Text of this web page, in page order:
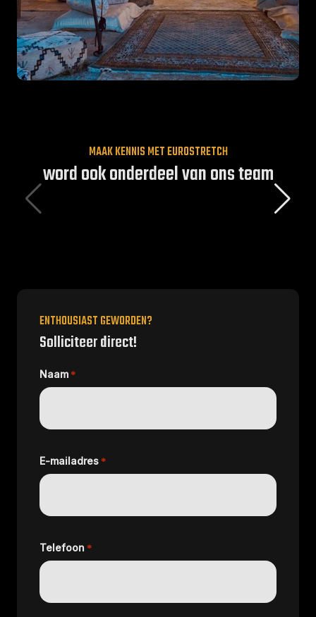
MAAK KENNIS MET EUROSTRETCH
word ook onderdeel van ons team
ENTHOUSIAST GEWORDEN?
Solliciteer direct!
Naam *
E-mailadres *
Telefoon *